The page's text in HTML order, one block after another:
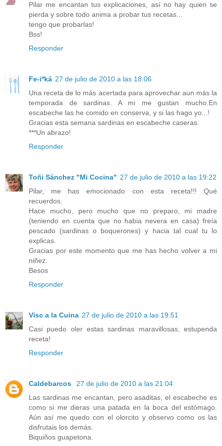
Pilar me encantan tus explicaciones, así no hay quien se
pierda y sobre todo anima a probar tus recetas...
tengo que probarlas!
Bss!
Responder
Fe-i*ká 27 de julio de 2010 a las 18:06
Una receta de lo más acertada para aprovechar aun más la
temporada de sardinas. A mi me gustan mucho.En
escabeche las he comido en conserva, y si las hago yo...!
Gracias esta semana sardinas en escabeche caseras.
***Un abrazo!
Responder
Toñi Sánchez "Mi Cocina" 27 de julio de 2010 a las 19:22
Pilar, me has emocionado con esta receta!!! Qué
recuerdos.
Hace mucho, pero mucho que no preparo, mi madre
(teniendo en cuenta que no habia nevera en casa) freía
pescado (sardinas o boquerones) y hacia tal cual tu lo
explicas.
Gracias por este momento que me has hecho volver a mi
niñez.
Besos
Responder
Visc a la Cuina 27 de julio de 2010 a las 19:51
Casi puedo oler estas sardinas maravillosas, estupenda
receta!
Responder
Caldebarcos
27 de julio de 2010 a las 21:04
Las sardinas me encantan, pero asaditas, el escabeche es
como si me dieras una patada en la boca del estómago.
Aún así me quedo con el olorcito y observo como os las
disfrutais los demás.
Biquiños guapetona.